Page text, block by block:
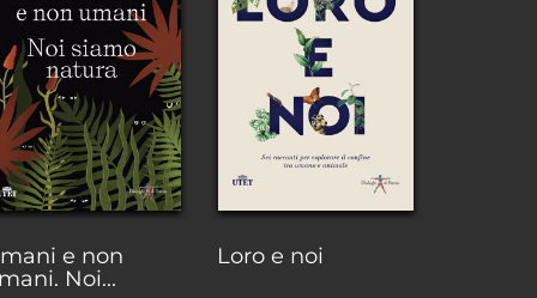
e non
Noi...
Loro e noi